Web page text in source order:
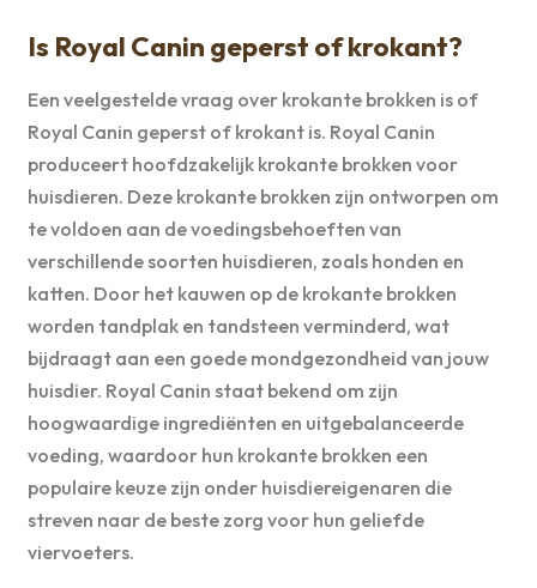
Is Royal Canin geperst of krokant?
Een veelgestelde vraag over krokante brokken is of
Royal Canin geperst of krokant is. Royal Canin
produceert hoofdzakelijk krokante brokken voor
huisdieren. Deze krokante brokken zijn ontworpen om
te voldoen aan de voedingsbehoeften van
verschillende soorten huisdieren, zoals honden en
katten. Door het kauwen op de krokante brokken
worden tandplak en tandsteen verminderd, wat
bijdraagt aan een goede mondgezondheid van jouw
huisdier. Royal Canin staat bekend om zijn
hoogwaardige ingrediënten en uitgebalanceerde
voeding, waardoor hun krokante brokken een
populaire keuze zijn onder huisdiereigenaren die
streven naar de beste zorg voor hun geliefde
viervoeters.